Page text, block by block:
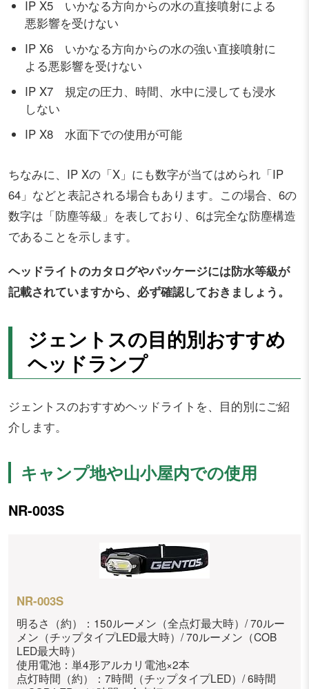
IP X5 いかなる方向からの水の直接噴射による
悪影響を受けない
IP X6 いかなる方向からの水の強い直接噴射に
よる悪影響を受けない
IP X7 規定の圧力、時間、水中に浸しても浸水
しない
IP X8 水面下での使用が可能
ちなみに、IP Xの「X」にも数字が当てはめられ「IP
64」などと表記される場合もあります。この場合、6の
数字は「防塵等級」を表しており、6は完全な防塵構造
であることを示します。
ヘッドライトのカタログやパッケージには防水等級が
記載されていますから、必ず確認しておきましょう。
ジェントスの目的別おすすめ
ヘッドランプ
ジェントスのおすすめヘッドライトを、目的別にご紹
介します。
キャンプ地や山小屋内での使用
NR-003S
NR-003S
明るさ（約）：150ルーメン（全点灯最大時）/ 70ルー
メン（チップタイプLED最大時）/ 70ルーメン（COB
LED最大時）
使用電池：単4形アルカリ電池×2本
点灯時間（約）：7時間（チップタイプLED）/ 6時間